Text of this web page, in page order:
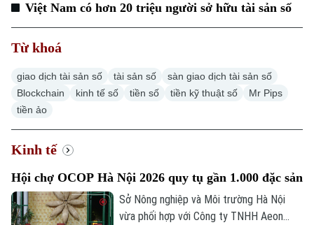
Chuyên mục
Thời sự
Chính trị
Xã hội
An ninh trật tự
Nhịp sống Hà Nội
Người Hà Nội
Khoảnh khắc Hà Nội
Tin tức
Kinh tế
Việt Nam có hơn 20 triệu người sở hữu tài sản số
Từ khoá
giao dịch tài sản số tài sản số
sàn giao dịch tài sản số
Blockchain
kinh tế số tiền số tiền kỹ thuật số
Mr Pips
tiền ảo
Kinh tế
Hội chợ OCOP Hà Nội 2026 quy tụ gần 1.000 đặc sản
Sở Nông nghiệp và Môi trường Hà Nội
vừa phối hợp với Công ty TNHH Aeon